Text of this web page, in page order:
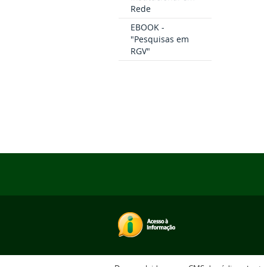
Rede
EBOOK -
"Pesquisas em
RGV"